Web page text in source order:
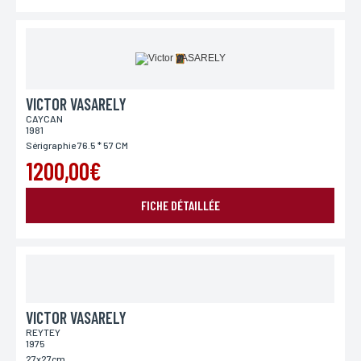
ENVOYER MA DEMANDE
*Champs obligatoires
Conformément à la loi «informatique et Libertés» du 06,01,1978 modifié en 2004, vous pouvez
droit d’accès, de rectification aux informations qui vous concernent, en vous adressant à
VICTOR VASARELY
CAYCAN
1981
Sérigraphie 76.5 * 57 CM
1200,00€
FICHE DÉTAILLÉE
VICTOR VASARELY
REYTEY
1975
27x27cm